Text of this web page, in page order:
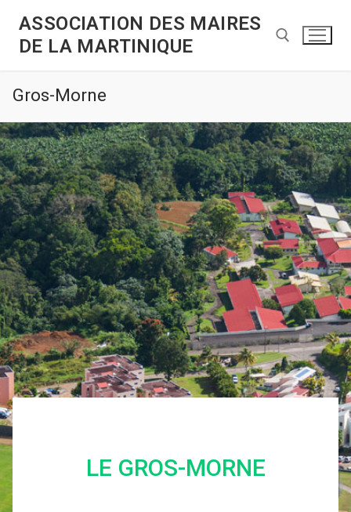
ASSOCIATION DES MAIRES
DE LA MARTINIQUE
Gros-Morne
LE GROS-MORNE